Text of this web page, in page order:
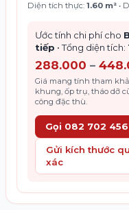
Diện tích thực: 1.60m² •
Ước tính chi phí cho
tiếp • Tổng diện tích:
288.000 –
Giá mang tính tham
khung, ốp trụ, tháo dỡ
công đặc thù.
Gọi 082 702
Gửi kích thước
xác